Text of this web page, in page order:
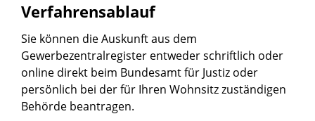
Verfahrensablauf
Sie können die Auskunft aus dem
Gewerbezentralregister entweder schriftlich oder
online direkt beim Bundesamt für Justiz oder
persönlich bei der für Ihren Wohnsitz zuständigen
Behörde beantragen.